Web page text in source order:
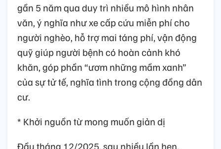
gần 5 năm qua duy trì nhiều mô hình nhân
văn, ý nghĩa như xe cấp cứu miễn phí cho
người nghèo, hỗ trợ mai táng phí, vận động
quỹ giúp người bệnh có hoàn cảnh khó
khăn, góp phần “ươm những mầm xanh”
của sự tử tế, nghĩa tình trong cộng đồng dân
cư.
* Khởi nguồn từ mong muốn giản dị
Đầu tháng 12/2025, sau nhiều lần hẹn,